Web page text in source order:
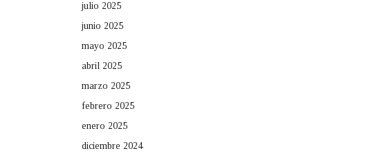
julio 2025
junio 2025
mayo 2025
abril 2025
marzo 2025
febrero 2025
enero 2025
diciembre 2024